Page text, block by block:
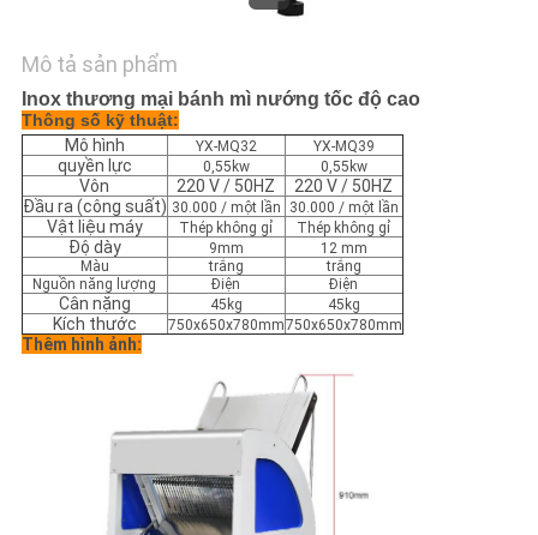
VR
SƠ
ĐỒ
TRANG
WEB
POLICY
Mô tả sản phẩm
Inox thương mại bánh mì nướng tốc độ cao
Thông số kỹ thuật:
Mô hình
YX-MQ32 YX-MQ39
quyền lực 0,55kw 0,55kw
Vôn 220 V / 50HZ
220 V / 50HZ
Đầu ra (công suất) 30.000 / một lần 30.000 / một lần
Vật liệu máy Thép không gỉ Thép không gỉ
Độ dày 9mm
12 mm
Màu
trắng
trắng
Nguồn năng lượng
Điện Điện
Cân nặng 45kg 45kg
Kích thước 750x650x780mm750x650x780mm
Thêm hình ảnh: